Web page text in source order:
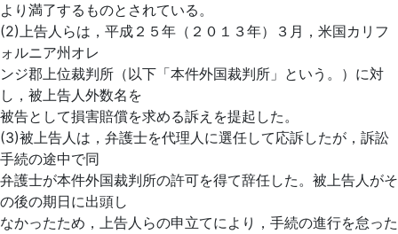
より満了するものとされている。
(2)上告人らは，平成２５年（２０１３年）３月，米国カリフ
ォルニア州オレ
ンジ郡上位裁判所（以下「本件外国裁判所」という。）に対
し，被上告人外数名を
被告として損害賠償を求める訴えを提起した。
(3)被上告人は，弁護士を代理人に選任して応訴したが，訴訟
手続の途中で同
弁護士が本件外国裁判所の許可を得て辞任した。被上告人がそ
の後の期日に出頭し
なかったため，上告人らの申立てにより，手続の進行を怠った